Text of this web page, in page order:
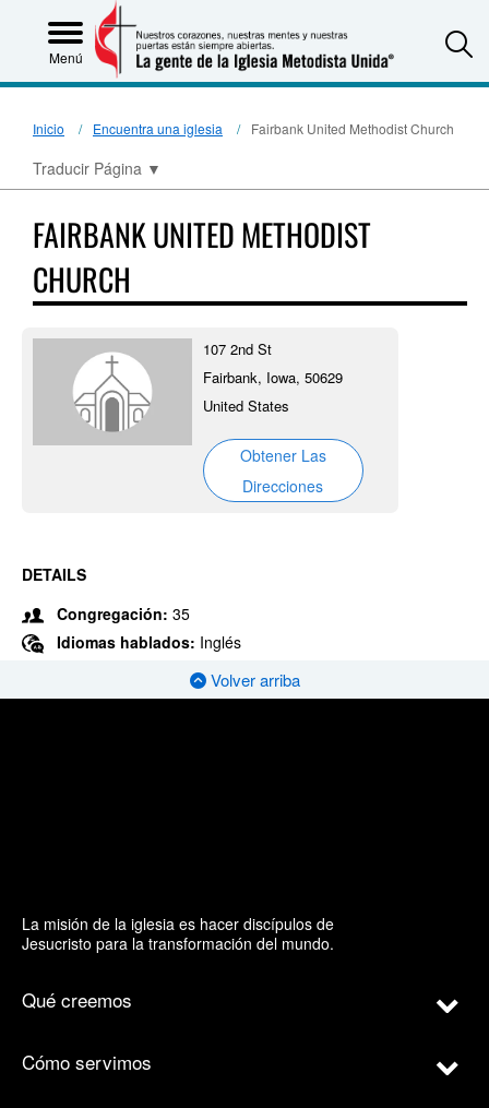
Menú
Inicio Encuentra una iglesia Fairbank United Methodist Church
Traducir Página ▼
FAIRBANK UNITED METHODIST
CHURCH
107 2nd St
Fairbank, Iowa, 50629
United States
Obtener Las
Direcciones
DETAILS
Congregación: 35
Idiomas hablados: Inglés
Volver arriba
La misión de la iglesia es hacer discípulos de
Jesucristo para la transformación del mundo.
Qué creemos
Cómo servimos